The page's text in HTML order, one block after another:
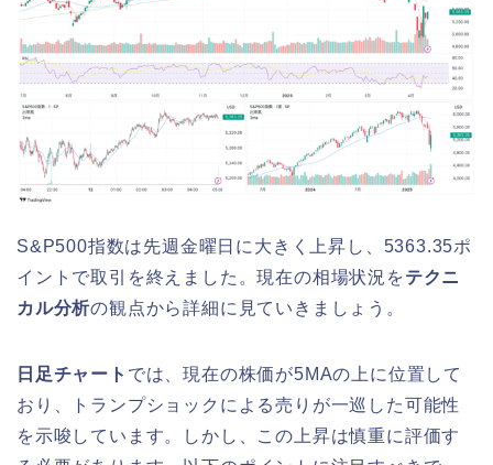
S&P500指数は先週金曜日に大きく上昇し、5363.35ポ
イントで取引を終えました。現在の相場状況をテクニ
カル分析の観点から詳細に見ていきましょう。
日足チャート では、現在の株価が5MAの上に位置して
おり、トランプショックによる売りが一巡した可能性
を示唆しています。しかし、この上昇は慎重に評価す